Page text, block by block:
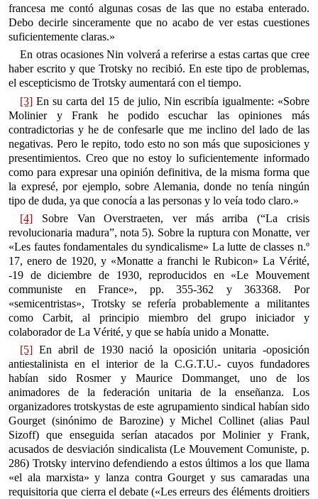
francesa me contó algunas cosas de las que no estaba enterado.
Debo decirle sinceramente que no acabo de ver estas cuestiones
suficientemente claras.»
En otras ocasiones Nin volverá a referirse a estas cartas que cree
haber escrito y que Trotsky no recibió. En este tipo de problemas,
el escepticismo de Trotsky aumentará con el tiempo.
[3] En su carta del 15 de julio, Nin escribía igualmente: «Sobre
Molinier y Frank he podido escuchar las opiniones más
contradictorias y he de confesarle que me inclino del lado de las
negativas. Pero le repito, todo esto no son más que suposiciones y
presentimientos. Creo que no estoy lo suficientemente informado
como para expresar una opinión definitiva, de la misma forma que
la expresé, por ejemplo, sobre Alemania, donde no tenía ningún
tipo de duda, ya que conocía a las personas y lo veía todo claro.»
[4] Sobre Van Overstraeten, ver más arriba (“La crisis
revolucionaria madura”, nota 5). Sobre la ruptura con Monatte, ver
«Les fautes fondamentales du syndicalisme» La lutte de classes n.º
17, enero de 1920, y «Monatte a franchi le Rubicon» La Vérité,
-19 de diciembre de 1930, reproducidos en «Le Mouvement
communiste en France», pp. 355-362 y 363­368. Por
«semicentristas», Trotsky se refería probablemente a militantes
como Carbit, al principio miembro del grupo iniciador y
colaborador de La Vérité, y que se había unido a Monatte.
[5] En abril de 1930 nació la oposición unitaria -oposición
antiestalinista en el interior de la C.G.T.U.- cuyos fundadores
habían sido Rosmer y Maurice Dommanget, uno de los
animadores de la federación unitaria de la enseñanza. Los
organizadores trotskystas de este agrupamiento sindical habían sido
Gourget (sinónimo de Barozine) y Michel Collinet (alias Paul
Sizoff) que enseguida serían atacados por Molinier y Frank,
acusados de desviación sindicalista (Le Mouvement Comuniste, p.
286) Trotsky intervino defendiendo a estos últimos a los que llama
«el ala marxista» y lanza contra Gourget y sus camaradas una
requisitoria que cierra el debate («Les erreurs des éléments droitiers